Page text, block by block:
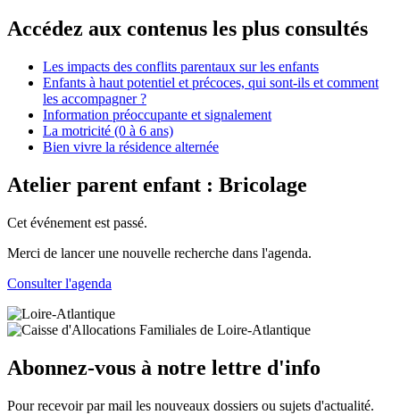
Accédez aux contenus les plus consultés
Les impacts des conflits parentaux sur les enfants
Enfants à haut potentiel et précoces, qui sont-ils et comment
les accompagner ?
Information préoccupante et signalement
La motricité (0 à 6 ans)
Bien vivre la résidence alternée
Atelier parent enfant : Bricolage
Cet événement est passé.
Merci de lancer une nouvelle recherche dans l'agenda.
Consulter l'agenda
Abonnez-vous à notre lettre d'info
Pour recevoir par mail les nouveaux dossiers ou sujets d'actualité.